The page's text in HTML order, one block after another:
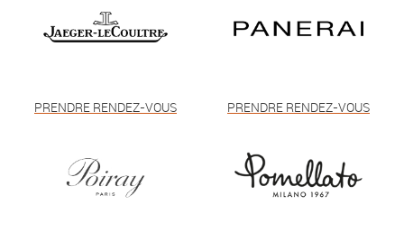
PRENDRE RENDEZ-VOUS PRENDRE RENDEZ-VOUS